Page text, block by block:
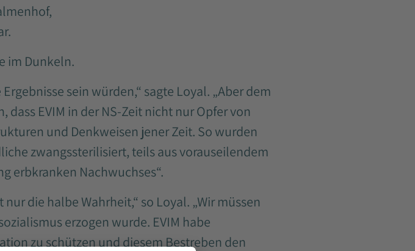
im Dunkeln.
sein würden,“ sagte Loyal. „Aber dem
EVIM in der NS-Zeit nicht nur Opfer von
und Denkweisen jener Zeit. So wurden
zwangssterilisiert, teils aus vorauseilendem
erbkranken Nachwuchses“.
die halbe Wahrheit,“ so Loyal. „Wir müssen
erzogen wurde. EVIM habe
zu schützen und diesem Bestreben den